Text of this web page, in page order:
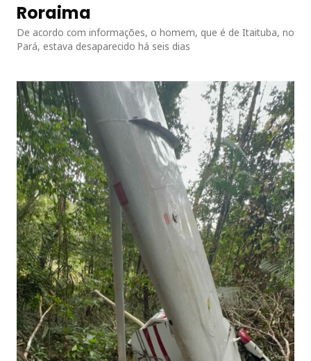
Roraima
De acordo com informações, o homem, que é de Itaituba, no
Pará, estava desaparecido há seis dias